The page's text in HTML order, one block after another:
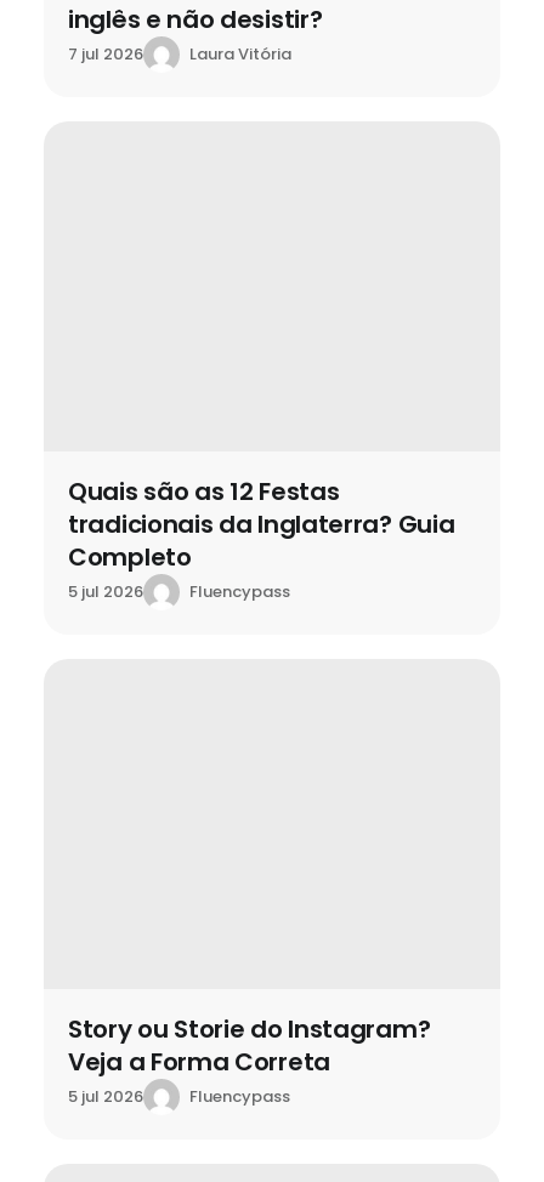
inglês e não desistir?
7 jul 2026 Laura Vitória
Quais são as 12 Festas
tradicionais da Inglaterra? Guia
Completo
5 jul 2026 Fluencypass
Story ou Storie do Instagram?
Veja a Forma Correta
5 jul 2026 Fluencypass